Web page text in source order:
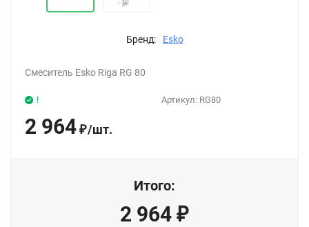
Бренд: Esko
Смеситель Esko Riga RG 80
Артикул: RG80
!
2 964 ₽/шт.
Итого:
2 964 ₽